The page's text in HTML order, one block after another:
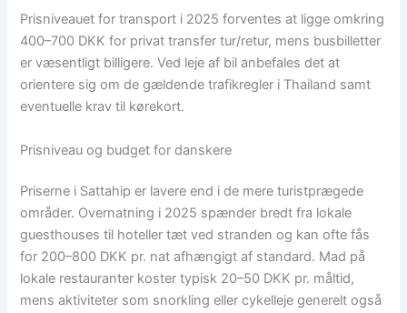
Prisniveauet for transport i 2025 forventes at ligge omkring
400–700 DKK for privat transfer tur/retur, mens busbilletter
er væsentligt billigere. Ved leje af bil anbefales det at
orientere sig om de gældende trafikregler i Thailand samt
eventuelle krav til kørekort.
Prisniveau og budget for danskere
Priserne i Sattahip er lavere end i de mere turistprægede
områder. Overnatning i 2025 spænder bredt fra lokale
guesthouses til hoteller tæt ved stranden og kan ofte fås
for 200–800 DKK pr. nat afhængigt af standard. Mad på
lokale restauranter koster typisk 20–50 DKK pr. måltid,
mens aktiviteter som snorkling eller cykelleje generelt også